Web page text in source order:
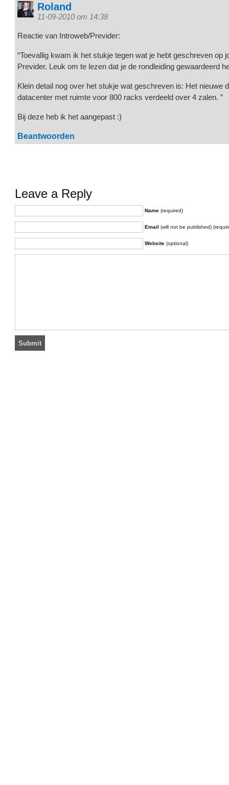
Roland
11-09-2010 om 14:38
Reactie van Introweb/Previder:
“Toevallig kwam ik het stukje tegen wat je hebt geschreven op
Previder. Leuk om te lezen dat je de rondleiding gewaardeerd
Klein detail nog over het stukje wat geschreven is: Het nieuwe
datacenter met ruimte voor 800 racks verdeeld over 4 zalen. ”
Bij deze heb ik het aangepast :)
Beantwoorden
Leave a Reply
Name (required)
Email (will not be published)
Website (optional)